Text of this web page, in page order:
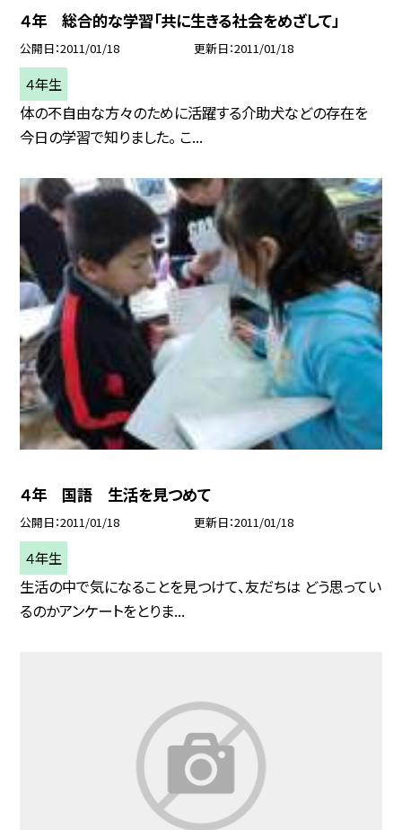
４年 総合的な学習「共に生きる社会をめざして」
公開日 2011/01/18 更新日 2011/01/18
４年生
体の不自由な方々のために活躍する介助犬などの存在を
今日の学習で知りました。 こ...
４年 国語 生活を見つめて
公開日 2011/01/18 更新日 2011/01/18
４年生
生活の中で気になることを見つけて、友だちは どう思ってい
るのかアンケートをとりま...